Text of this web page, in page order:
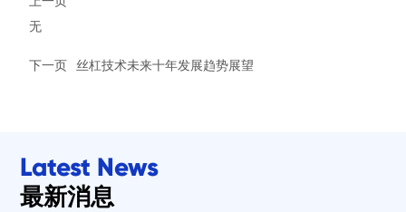
无
下一页 丝杠技术未来十年发展趋势展望
Latest News
最新消息